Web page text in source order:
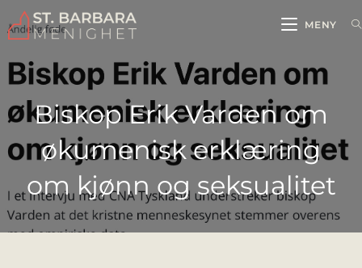
MENY
Biskop Erik Varden om
økumenisk erklæring
om kjønn og seksualitet